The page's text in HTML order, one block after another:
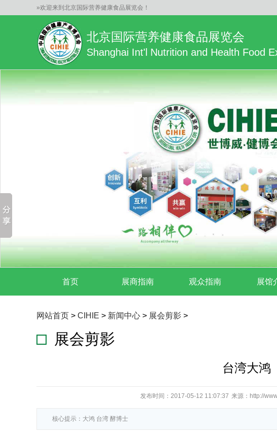
»欢迎来到北京国际营养健康食品展览会！
北京国际营养健康食品展览会
Shanghai Int'l Nutrition and Health Food
首页 展商指南 观众指南 展馆
网站首页 > CIHIE > 新闻中心 > 展会剪影 >
展会剪影
台湾大鸿
发布时间：2017-05-12 11:07:37 来源：http://
核心提示：大鸿 台湾 酵博士